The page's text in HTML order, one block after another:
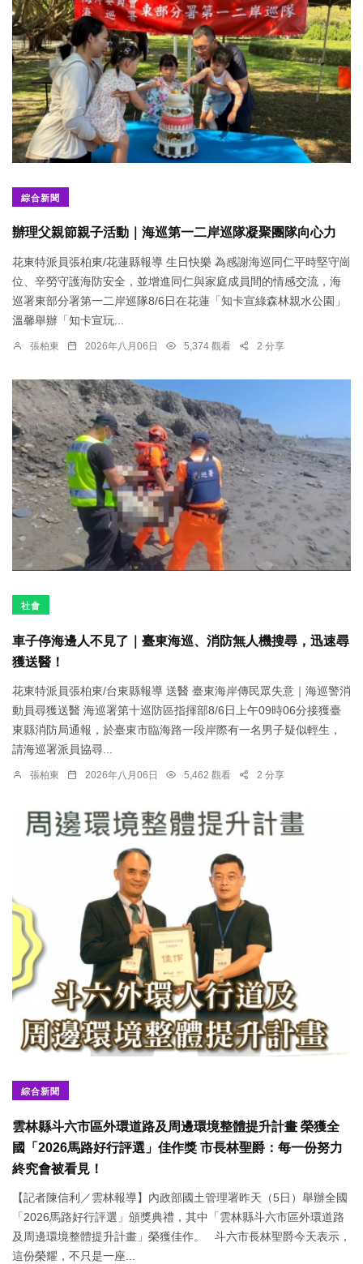
綜合新聞
辦理父親節親子活動｜海巡第一二岸巡隊凝聚團隊向心力
花東特派員張柏東/花蓮縣報導 生日快樂 為感謝海巡同仁平時堅守崗
位、辛勞守護海防安全，並增進同仁與家庭成員間的情感交流，海
巡署東部分署第一二岸巡隊8/6日在花蓮「知卡宣綠森林親水公園」
溫馨舉辦「知卡宣玩...
張柏東 2026年八月06日 5,374 觀看 2 分享
社會
車子停海邊人不見了｜臺東海巡、消防無人機搜尋，迅速尋
獲送醫！
花東特派員張柏東/台東縣報導 送醫 臺東海岸傳民眾失意｜海巡警消
動員尋獲送醫 海巡署第十巡防區指揮部8/6日上午09時06分接獲臺
東縣消防局通報，於臺東市臨海路一段岸際有一名男子疑似輕生，
請海巡署派員協尋...
張柏東 2026年八月06日 5,462 觀看 2 分享
綜合新聞
雲林縣斗六市區外環道路及周邊環境整體提升計畫 榮獲全
國「2026馬路好行評選」佳作獎 市長林聖爵：每一份努力
終究會被看見！
【記者陳信利／雲林報導】內政部國土管理署昨天（5日）舉辦全國
「2026馬路好行評選」頒獎典禮，其中「雲林縣斗六市區外環道路
及周邊環境整體提升計畫」榮獲佳作。 斗六市長林聖爵今天表示，
這份榮耀，不只是一座...